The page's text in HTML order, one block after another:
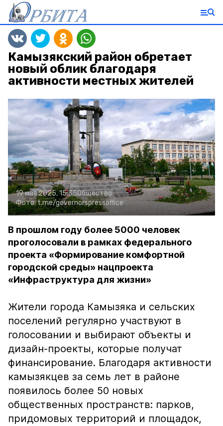
Камызякский район обретает
новый облик благодаря
активности местных жителей
19 мая 2025, 15:35Общество
Фото:t.me/governorspressoffice
В прошлом году более 5000 человек
проголосовали в рамках федерального
проекта «Формирование комфортной
городской среды» нацпроекта
«Инфраструктура для жизни»
Жители города Камызяка и сельских
поселений регулярно участвуют в
голосовании и выбирают объекты и
дизайн-проекты, которые получат
финансирование. Благодаря активности
камызякцев за семь лет в районе
появилось более 50 новых
общественных пространств: парков,
придомовых территорий и площадок,